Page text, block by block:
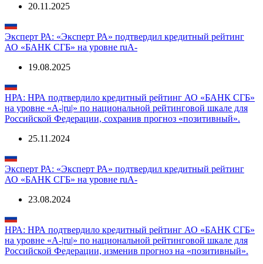
20.11.2025
Эксперт РА: «Эксперт РА» подтвердил кредитный рейтинг
АО «БАНК СГБ» на уровне ruA-
19.08.2025
НРА: НРА подтвердило кредитный рейтинг АО «БАНК СГБ»
на уровне «A-|ru|» по национальной рейтинговой шкале для
Российской Федерации, сохранив прогноз «позитивный».
25.11.2024
Эксперт РА: «Эксперт РА» подтвердил кредитный рейтинг
АО «БАНК СГБ» на уровне ruA-
23.08.2024
НРА: НРА подтвердило кредитный рейтинг АО «БАНК СГБ»
на уровне «A-|ru|» по национальной рейтинговой шкале для
Российской Федерации, изменив прогноз на «позитивный».